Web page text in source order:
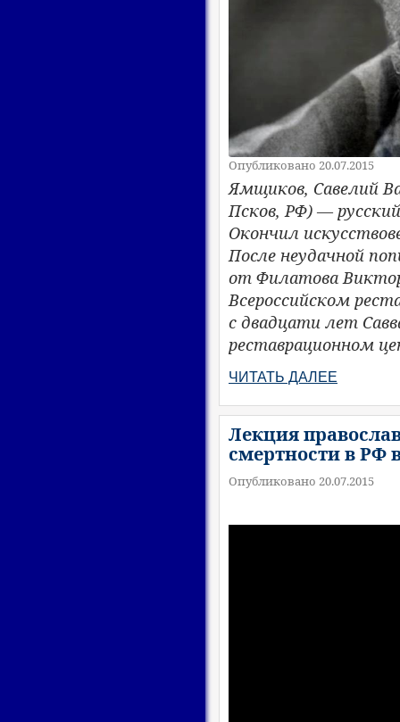
Опубликовано 20.07.2015
​Ямщиков, Савелий
Псков, РФ) —
Окончил
После неудачной
от Филатова
Всероссийском
с двадцати лет
реставрационном
ЧИТАТЬ ДАЛЕЕ
Лекция
смертности в РФ
Опубликовано 20.07.2015